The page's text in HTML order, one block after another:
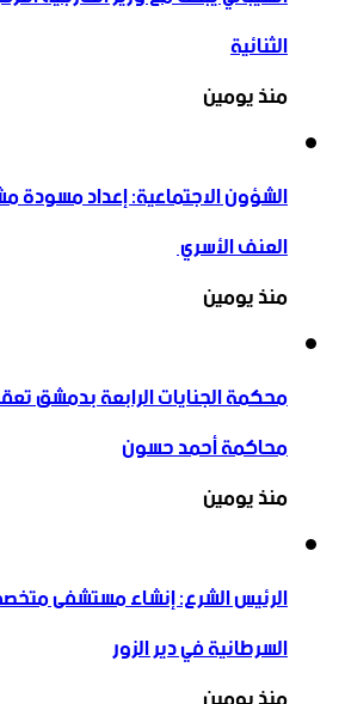
الثنائية
منذ يومين
الشؤون الاجتماعية: إعداد
العنف الأسري ‏
منذ يومين
محكمة الجنايات الرابعة بدمشق
محاكمة أحمد حسون
منذ يومين
الرئيس الشرع: إنشاء ‌‏مستشفى
السرطانية في دير الزور